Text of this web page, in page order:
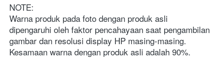
NOTE:
Warna produk pada foto dengan produk asli
dipengaruhi oleh faktor pencahayaan saat pengambilan
gambar dan resolusi display HP masing-masing.
Kesamaan warna dengan produk asli adalah 90%.